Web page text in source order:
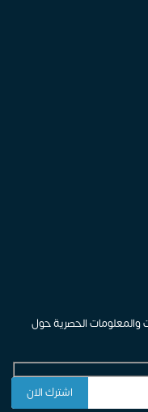
والمعلومات الحصرية حول